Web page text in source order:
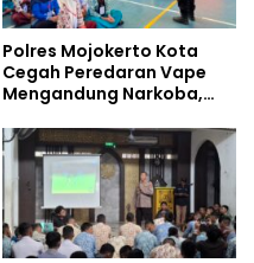
Polres Mojokerto Kota
Cegah Peredaran Vape
Mengandung Narkoba,
Kalangan Remaja